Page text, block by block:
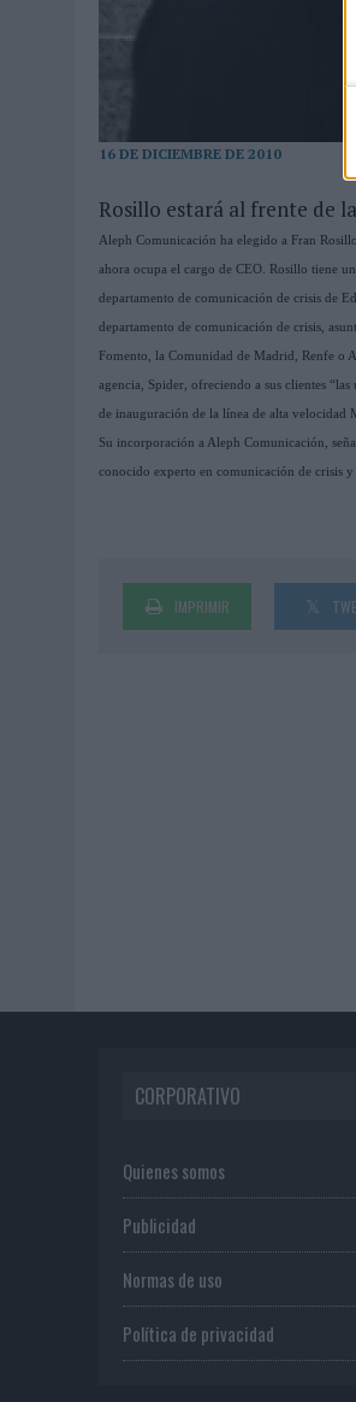
16 DE DICIEMBRE DE 2010
Rosillo estará al frente de
Aleph Comunicación ha elegido a Fran
ahora ocupa el cargo de CEO. Rosillo tiene
departamento de comunicación de crisis de
departamento de comunicación de crisis,
Fomento, la Comunidad de Madrid, Renfe o
agencia, Spider, ofreciendo a sus clientes
de inauguración de la línea de alta velocidad
Su incorporación a Aleph Comunicación,
conocido experto en comunicación de crisis
IMPRIMIR
CORPORATIVO
Quienes somos
Publicidad
Normas de uso
Política de privacidad